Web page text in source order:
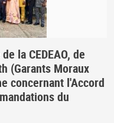
la CEDEAO, de
(Garants Moraux
concernant l'Accord
du